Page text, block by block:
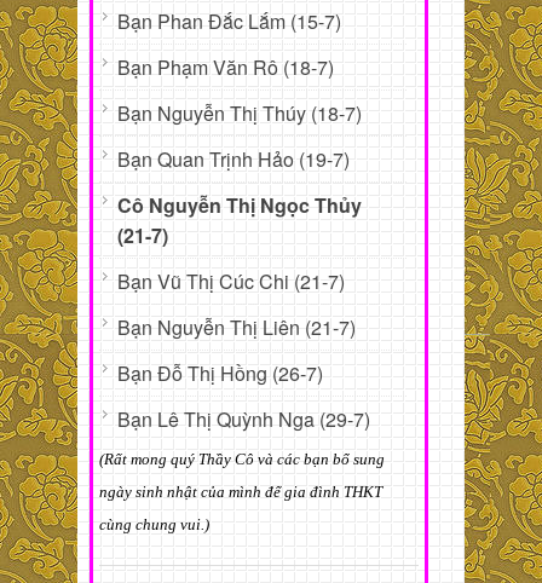
Bạn Phan Đắc Lắm (15-7)
Bạn Phạm Văn Rô (18-7)
Bạn Nguyễn Thị Thúy (18-7)
Bạn Quan Trịnh Hảo (19-7)
Cô Nguyễn Thị Ngọc Thủy
(21-7)
Bạn Vũ Thị Cúc Chi (21-7)
Bạn Nguyễn Thị Liên (21-7)
Bạn Đỗ Thị Hồng (26-7)
Bạn Lê Thị Quỳnh Nga (29-7)
(Rất mong quý Thầy Cô và các bạn bổ sung
ngày sinh nhật của mình để gia đình THKT
cùng chung vui.)